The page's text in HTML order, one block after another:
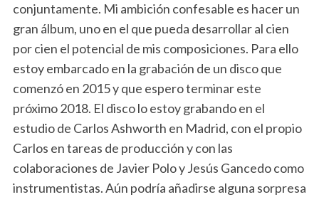
conjuntamente. Mi ambición confesable es hacer un
gran álbum, uno en el que pueda desarrollar al cien
por cien el potencial de mis composiciones. Para ello
estoy embarcado en la grabación de un disco que
comenzó en 2015 y que espero terminar este
próximo 2018. El disco lo estoy grabando en el
estudio de Carlos Ashworth en Madrid, con el propio
Carlos en tareas de producción y con las
colaboraciones de Javier Polo y Jesús Gancedo como
instrumentistas. Aún podría añadirse alguna sorpresa